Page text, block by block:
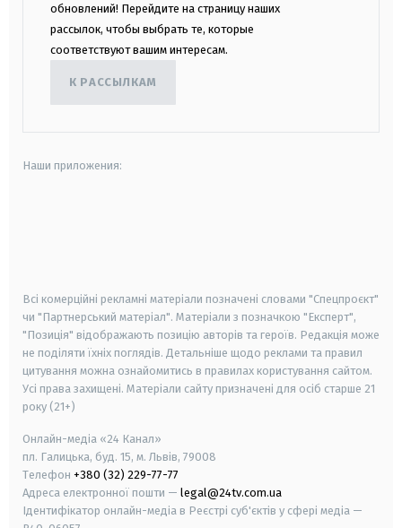
обновлений! Перейдите на страницу наших
рассылок, чтобы выбрать те, которые
соответствуют вашим интересам.
К РАССЫЛКАМ
Наши приложения:
Всі комерційні рекламні матеріали позначені словами "Спецпроєкт"
чи "Партнерський матеріал". Матеріали з позначкою "Експерт",
"Позиція" відображають позицію авторів та героїв. Редакція може
не поділяти їхніх поглядів. Детальніше щодо реклами та правил
цитування можна ознайомитись в правилах користування сайтом.
Усі права захищені. Матеріали сайту призначені для осіб старше 21
року (21+)
Онлайн-медіа «24 Канал»
пл. Галицька, буд. 15, м. Львів, 79008
Телефон +380 (32) 229-77-77
Адреса електронної пошти — legal@24tv.com.ua
Ідентифікатор онлайн-медіа в Реєстрі суб'єктів у сфері медіа —